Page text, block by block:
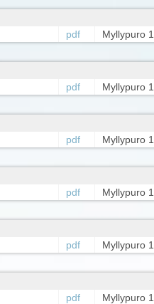
pdf Myllypuro 1
pdf Myllypuro 1
pdf Myllypuro 1
pdf Myllypuro 1
pdf Myllypuro 1
pdf Myllypuro 1